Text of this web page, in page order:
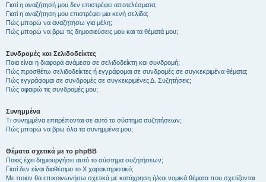
Γιατί η αναζήτησή μου δεν επιστρέφει αποτελέσματα;
Γιατί η αναζήτηση μου επιστρέφει μια κενή σελίδα;
Πώς μπορώ να αναζητήσω για μέλη;
Πώς μπορώ να βρω τις δημοσιεύσεις μου και τα θέματά μου;
Συνδρομές και Σελιδοδείκτες
Ποια είναι η διαφορά ανάμεσα σε σελιδοδείκτη και συνδρομή;
Πώς προσθέτω σελιδοδείκτες ή εγγράφομαι σε συνδρομές σε συγκεκριμένα θέματα;
Πώς εγγράφομαι σε συνδρομές σε συγκεκριμένες Δ. Συζητήσεις;
Πώς αφαιρώ τις συνδρομές μου;
Συνημμένα
Τι συνημμένα επιτρέπονται σε αυτό το σύστημα συζητήσεων;
Πώς μπορώ να βρω όλα τα συνημμένα μου;
Θέματα σχετικά με το phpBB
Ποιος έχει δημιουργήσει αυτό το σύστημα συζητήσεων;
Γιατί δεν είναι διαθέσιμο το Χ χαρακτηριστικό;
Με ποιον θα επικοινωνήσω σχετικά με κατάχρηση ή/και νομικά θέματα που σχετίζονται